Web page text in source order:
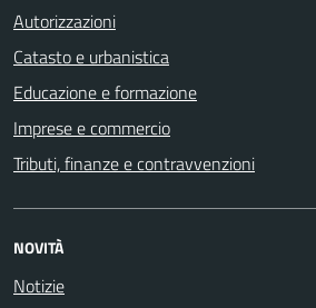
Autorizzazioni
Catasto e urbanistica
Educazione e formazione
Imprese e commercio
Tributi, finanze e contravvenzioni
NOVITÀ
Notizie